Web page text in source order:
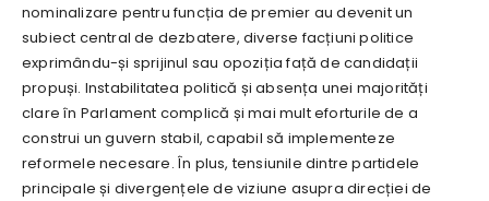
nominalizare pentru funcția de premier au devenit un
subiect central de dezbatere, diverse facțiuni politice
exprimându-și sprijinul sau opoziția față de candidații
propuși. Instabilitatea politică și absența unei majorități
clare în Parlament complică și mai mult eforturile de a
construi un guvern stabil, capabil să implementeze
reformele necesare. În plus, tensiunile dintre partidele
principale și divergențele de viziune asupra direcției de